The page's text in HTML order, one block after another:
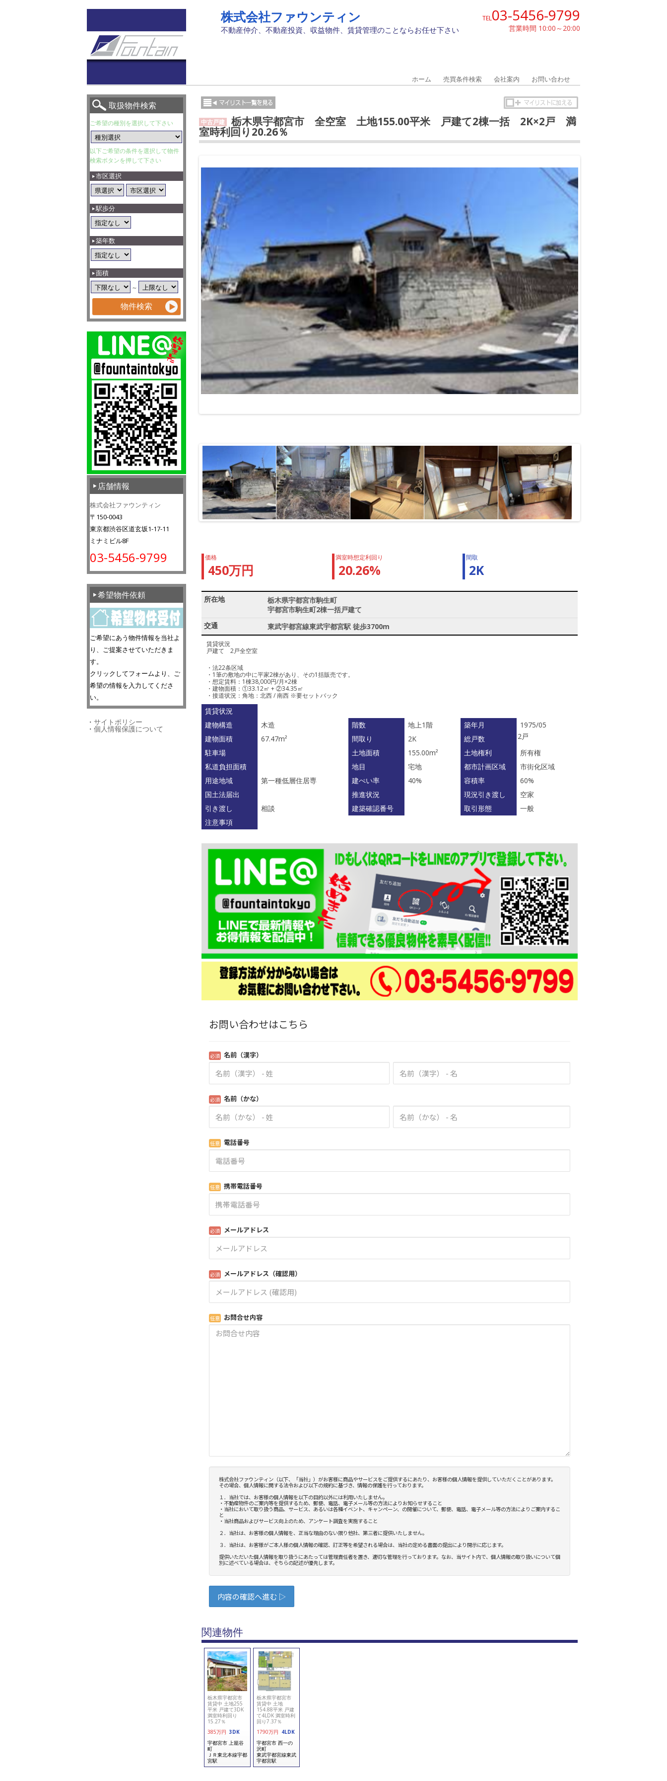
株式会社ファウンティン
不動産仲介、不動産投資、収益物件、賃貸管理のことならお任せ下さい 営業時間 10:00～20:00
TEL03-5456-9799
ホーム 売買条件検索 会社案内 お問い合わせ
中古戸建 栃木県宇都宮市 全空室 土地155.00平米 戸建て2棟一括 2K×2戸 満
室時利回り20.26％
価格
450万円
満室時想定利回り
20.26%
間取
2K
所在地
栃木県宇都宮市駒生町
宇都宮市駒生町2棟一括戸建て
交通
東武宇都宮線東武宇都宮駅 徒歩3700m
賃貸状況
戸建て 2戸全空室
・法22条区域
・1筆の敷地の中に平家2棟があり、その1括販売です。
・想定賃料：1棟38,000円/月×2棟
・建物面積：①33.12㎡ + ②34.35㎡
・接道状況：角地：北西 / 南西 ※要セットバック
賃貸状況
建物構造
木造 階数 地上1階 築年月
1975/05
建物面積
67.47m² 間取り 2K 総戸数
2戸
駐車場
土地面積 155.00m² 土地権利
所有権
私道負担面積
地目 宅地 都市計画区域
市街化区域
用途地域
第一種低層住居専 建ぺい率 40% 容積率
60%
国土法届出
推進状況 現況引き渡し
空家
引き渡し
相談 建築確認番号 取引形態
一般
注意事項
関連物件
栃木県宇都宮市
賃貸中 土地255
平米 戸建て3DK
満室時利回り
15.27％
385万円 3DK
宇都宮市 上籠谷
町
ＪＲ東北本線宇都
宮駅
栃木県宇都宮市
賃貸中 土地
154.88平米 戸建
て4LDK 満室時利
回り7.37％
1790万円 4LDK
宇都宮市 西一の
沢町
東武宇都宮線東武
宇都宮駅
取扱物件検索
ご希望の種別を選択して下さい
以下ご希望の条件を選択して物件
検索ボタンを押して下さい
市区選択
駅歩分
築年数
面積
～
店舗情報
株式会社ファウンティン
〒150-0043
東京都渋谷区道玄坂1-17-11
ミナミビル8F
03-5456-9799
希望物件依頼
ご希望にあう物件情報を当社よ
り、ご提案させていただきま
す。
クリックしてフォームより、ご
希望の情報を入力してくださ
い。
・ サイトポリシー
・ 個人情報保護について